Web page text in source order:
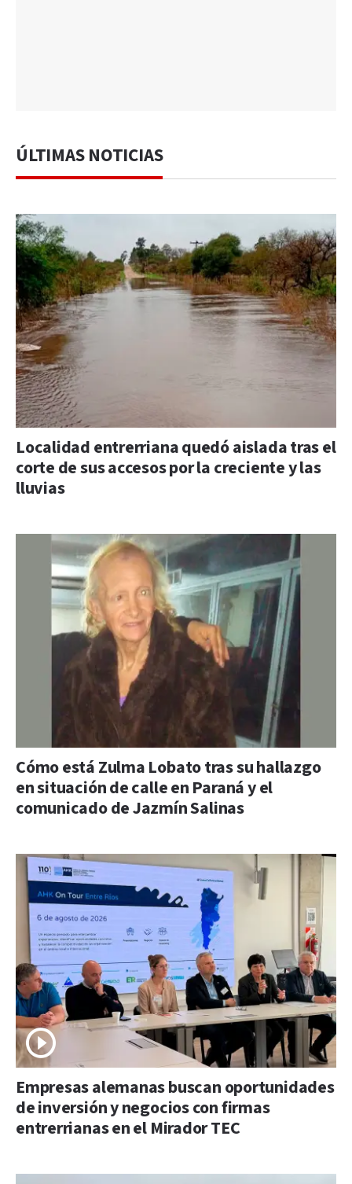
ÚLTIMAS NOTICIAS
Localidad entrerriana quedó aislada tras el
corte de sus accesos por la creciente y las
lluvias
Cómo está Zulma Lobato tras su hallazgo
en situación de calle en Paraná y el
comunicado de Jazmín Salinas
Empresas alemanas buscan oportunidades
de inversión y negocios con firmas
entrerrianas en el Mirador TEC